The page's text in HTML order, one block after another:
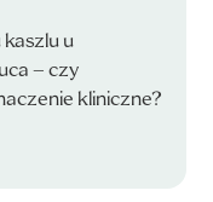
u
– czy
kliniczne?